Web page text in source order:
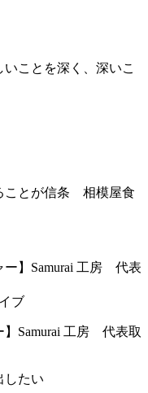
ことを深く、深いこ
ことが信条 相模屋食
ブ
】Samurai 工房 代表取
したい